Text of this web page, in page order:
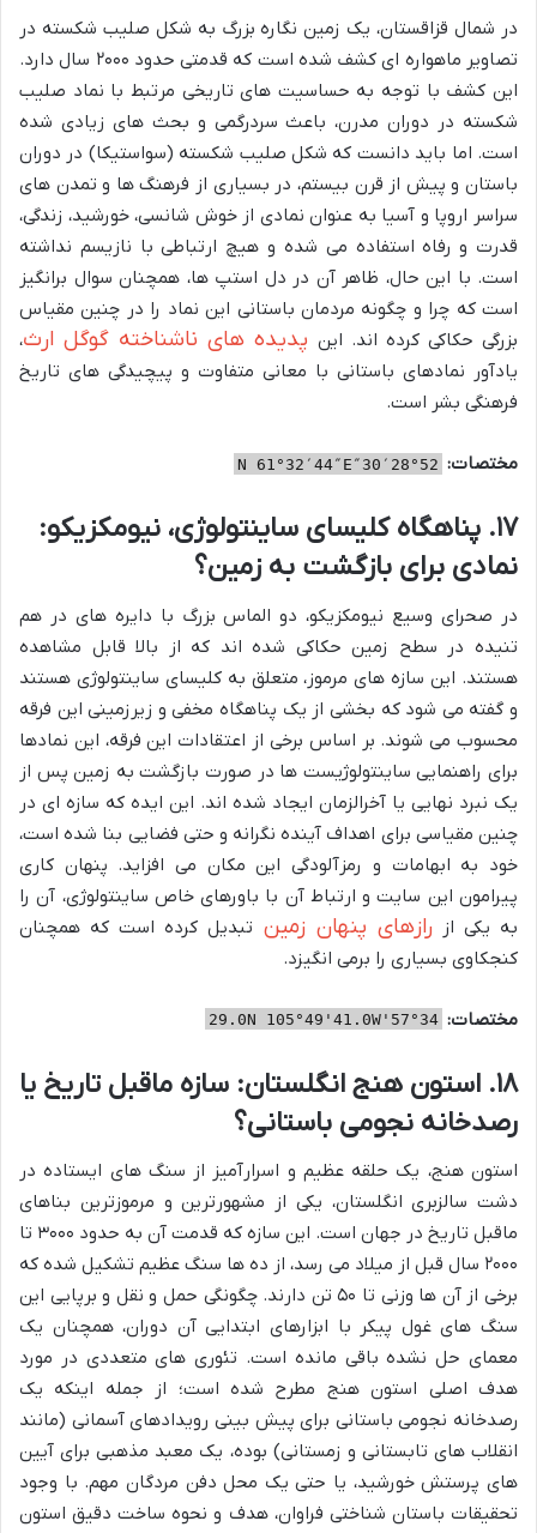
در شمال قزاقستان، یک زمین نگاره بزرگ به شکل صلیب شکسته در
تصاویر ماهواره ای کشف شده است که قدمتی حدود ۲۰۰۰ سال دارد.
این کشف با توجه به حساسیت های تاریخی مرتبط با نماد صلیب
شکسته در دوران مدرن، باعث سردرگمی و بحث های زیادی شده
است. اما باید دانست که شکل صلیب شکسته (سواستیکا) در دوران
باستان و پیش از قرن بیستم، در بسیاری از فرهنگ ها و تمدن های
سراسر اروپا و آسیا به عنوان نمادی از خوش شانسی، خورشید، زندگی،
قدرت و رفاه استفاده می شده و هیچ ارتباطی با نازیسم نداشته
است. با این حال، ظاهر آن در دل استپ ها، همچنان سوال برانگیز
است که چرا و چگونه مردمان باستانی این نماد را در چنین مقیاس
بزرگی حکاکی کرده اند. این پدیده های ناشناخته گوگل ارث،
یادآور نمادهای باستانی با معانی متفاوت و پیچیدگی های تاریخ
فرهنگی بشر است.
مختصات: 52°28′30″N 61°32′44″E
۱۷. پناهگاه کلیسای ساینتولوژی، نیومکزیکو:
نمادی برای بازگشت به زمین؟
در صحرای وسیع نیومکزیکو، دو الماس بزرگ با دایره های در هم
تنیده در سطح زمین حکاکی شده اند که از بالا قابل مشاهده
هستند. این سازه های مرموز، متعلق به کلیسای ساینتولوژی هستند
و گفته می شود که بخشی از یک پناهگاه مخفی و زیرزمینی این فرقه
محسوب می شوند. بر اساس برخی از اعتقادات این فرقه، این نمادها
برای راهنمایی ساینتولوژیست ها در صورت بازگشت به زمین پس از
یک نبرد نهایی یا آخرالزمان ایجاد شده اند. این ایده که سازه ای در
چنین مقیاسی برای اهداف آینده نگرانه و حتی فضایی بنا شده است،
خود به ابهامات و رمزآلودگی این مکان می افزاید. پنهان کاری
پیرامون این سایت و ارتباط آن با باورهای خاص ساینتولوژی، آن را
به یکی از رازهای پنهان زمین تبدیل کرده است که همچنان
کنجکاوی بسیاری را برمی انگیزد.
مختصات: 34°57'29.0N 105°49'41.0W
۱۸. استون هنج انگلستان: سازه ماقبل تاریخ یا
رصدخانه نجومی باستانی؟
استون هنج، یک حلقه عظیم و اسرارآمیز از سنگ های ایستاده در
دشت سالزبری انگلستان، یکی از مشهورترین و مرموزترین بناهای
ماقبل تاریخ در جهان است. این سازه که قدمت آن به حدود ۳۰۰۰ تا
۲۰۰۰ سال قبل از میلاد می رسد، از ده ها سنگ عظیم تشکیل شده که
برخی از آن ها وزنی تا ۵۰ تن دارند. چگونگی حمل و نقل و برپایی این
سنگ های غول پیکر با ابزارهای ابتدایی آن دوران، همچنان یک
معمای حل نشده باقی مانده است. تئوری های متعددی در مورد
هدف اصلی استون هنج مطرح شده است؛ از جمله اینکه یک
رصدخانه نجومی باستانی برای پیش بینی رویدادهای آسمانی (مانند
انقلاب های تابستانی و زمستانی) بوده، یک معبد مذهبی برای آیین
های پرستش خورشید، یا حتی یک محل دفن مردگان مهم. با وجود
تحقیقات باستان شناختی فراوان، هدف و نحوه ساخت دقیق استون